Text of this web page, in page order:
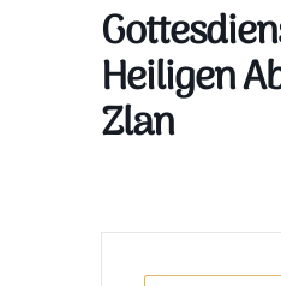
Heiligen
Zlan